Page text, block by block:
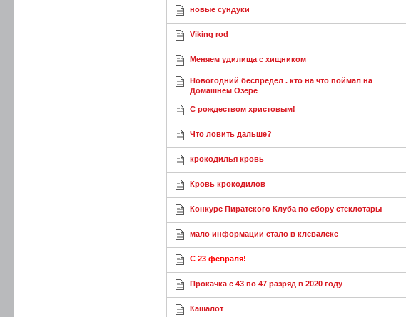
новые сундуки
Viking rod
Меняем удилища с хищником
Новогодний беспредел . кто на что поймал на
Домашнем Озере
С рождеством христовым!
Что ловить дальше?
крокодилья кровь
Кровь крокодилов
Конкурс Пиратского Клуба по сбору стеклотары
мало информации стало в клевалеке
C 23 февраля!
Прокачка с 43 по 47 разряд в 2020 году
Кашалот